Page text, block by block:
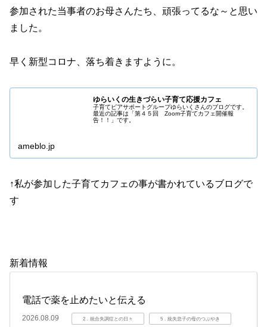
参加された当事者のお母さんたち、頑張ってるな～と思い
ました。
早く新型コロナ、落ち着きますように。
ゆらいくの生きづらい子育て応援カフェ
子育てピアサポートグループゆらいくさんのブログです。
最近の記事は「第４５回 Zoom子育てカフェ開催報
告！！」です。
ameblo.jp
↑私が参加した子育てカフェの事が書かれているブログで
す
新着情報
電話で薬を止めたいと伝える
2026.08.09 2．統合失調症との日々 5．統失息子の母のつぶやき